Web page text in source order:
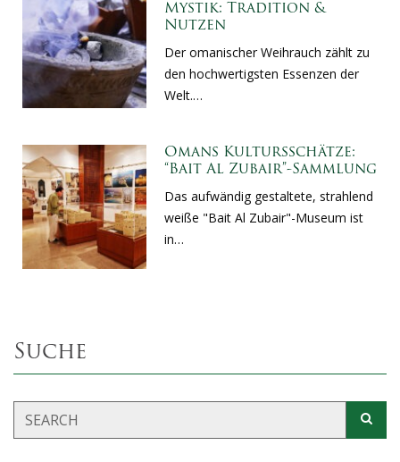
Mystik: Tradition &
Nutzen
Der omanischer Weihrauch zählt zu
den hochwertigsten Essenzen der
Welt.…
Omans Kultursschätze:
“Bait Al Zubair”-Sammlung
Das aufwändig gestaltete, strahlend
weiße "Bait Al Zubair"-Museum ist
in…
Suche